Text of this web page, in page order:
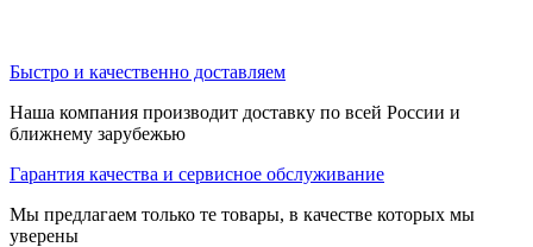
Быстро и качественно доставляем
Наша компания производит доставку по всей России и
ближнему зарубежью
Гарантия качества и сервисное обслуживание
Мы предлагаем только те товары, в качестве которых мы
уверены